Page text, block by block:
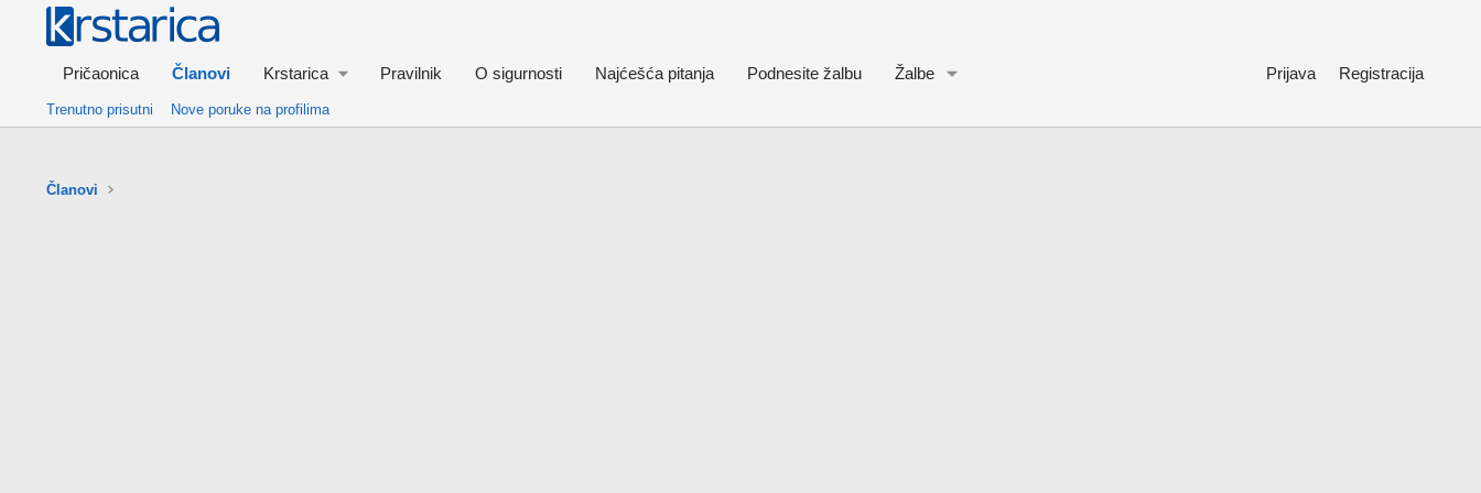
Pričaonica Članovi Krstarica Pravilnik O sigurnosti Najćešća pitanja Podnesite žalbu Žalbe Prijava Registracija
Trenutno prisutni Nove poruke na profilima
Članovi